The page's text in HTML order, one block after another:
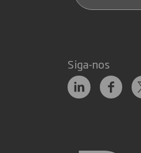
Siga-nos